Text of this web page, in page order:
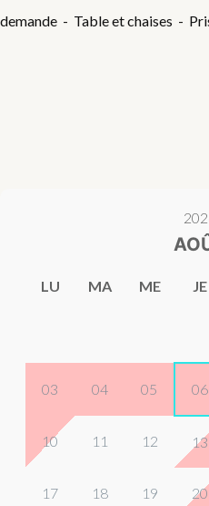
demande - Table et chaises -
LU MA ME JE
03 04 05 06
10 11 12 13
17 18 19 20